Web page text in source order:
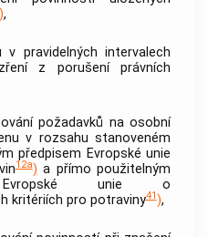
,
v pravidelných intervalech
z porušení právních
požadavků na osobní
v rozsahu stanoveném
předpisem Evropské unie
12a) a přímo použitelným
Evropské unie o
kritériích pro potraviny41),